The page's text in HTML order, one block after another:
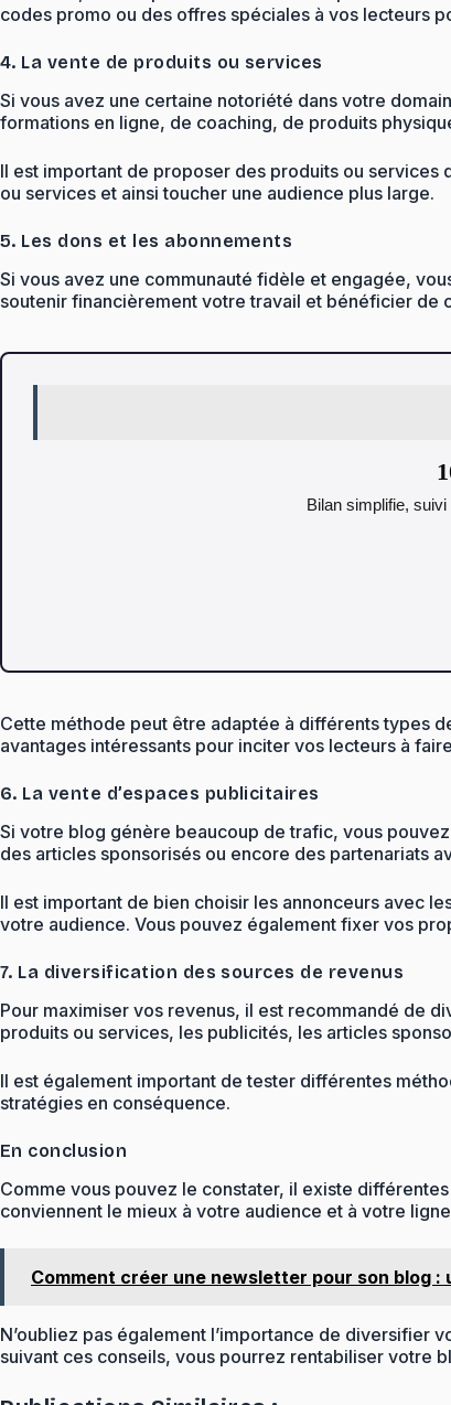
codes promo ou des offres spéciales à vos lecteurs
4. La vente de produits ou services
Si vous avez une certaine notoriété dans votre
formations en ligne, de coaching, de produits
Il est important de proposer des produits ou
ou services et ainsi toucher une audience plus large.
5. Les dons et les abonnements
Si vous avez une communauté fidèle et engagée,
soutenir financièrement votre travail et bénéficier de
Bilan simplifie,
Cette méthode peut être adaptée à différents types
avantages intéressants pour inciter vos lecteurs à
6. La vente d’espaces publicitaires
Si votre blog génère beaucoup de trafic, vous
des articles sponsorisés ou encore des partenariats
Il est important de bien choisir les annonceurs avec
votre audience. Vous pouvez également fixer vos
7. La diversification des sources de revenus
Pour maximiser vos revenus, il est recommandé de
produits ou services, les publicités, les articles
Il est également important de tester différentes
stratégies en conséquence.
En conclusion
Comme vous pouvez le constater, il existe
conviennent le mieux à votre audience et à votre
Comment créer une newsletter pour son blog
N’oubliez pas également l’importance de
suivant ces conseils, vous pourrez rentabiliser votre